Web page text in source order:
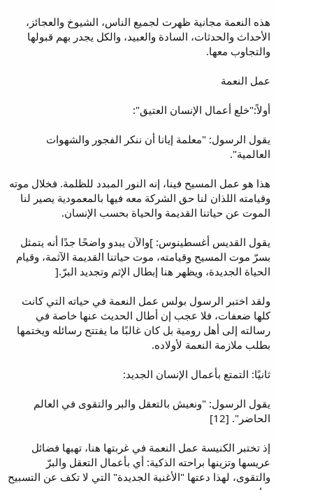
هذه النعمة مجانية ظهرت لجميع الناس، الشيوخ والعجائز،
الأحداث والحدثات، السادة والعبيد، والكل يجدر بهم قبولها
والتجاوب معها.
عمل النعمة
أولاً:"خلع أعمال الإنسان العتيق":
يقول الرسول: "معلمة إيانا أن ننكر الفجور والشهوات
العالمية".
هذا هو عمل المسيح فينا، إنه النور المبدد للظلمة. فخلال موته
وقيامته اللذان لنا حق الشركة معه فيها بالمعمودية يصير لنا
الموت عن حياتنا القديمة والحياة بحسب الإنسان.
يقول القديس أغسطينوس: ]والآن يبدو واضحًا جدًا أنه يتمثل
بسرّ موت المسيح وقيامته، موت حياتنا القديمة الآثمة، وقيام
الحياة الجديدة، ويظهر هنا إبطال الإثم وتجديد البرّ.[
ولقد اختبر الرسول بولس عمل النعمة في حياته التي كانت
كلها ضعفات، فلا عجب إن أطال الحديث عنها خاصة في
رسالته إلى أهل رومية بل كان غالبًا ما يفتتح رسائله ويختمها
بطلب ملازمة النعمة لأولاده.
ثانيًا: التمتع بأعمال الإنسان الجديد:
يقول الرسول: "ونعيش بالتعقل والبر والتقوى في العالم
الحاضر". [12]
إذ تختبر الكنيسة عمل النعمة في غربتها هنا، تهبها فضائل
عريسها وتزينها براحته الذكية: أي بأعمال التعقل والبرّ
والتقوى، لهذا دعتها "الأغنية الجديدة" التي لا تكف عن التسبيح